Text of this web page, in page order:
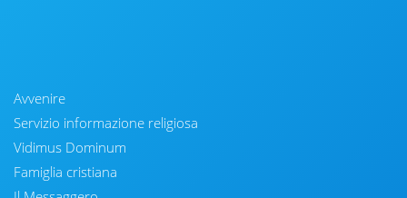
Avvenire
Servizio informazione religiosa
Vidimus Dominum
Famiglia cristiana